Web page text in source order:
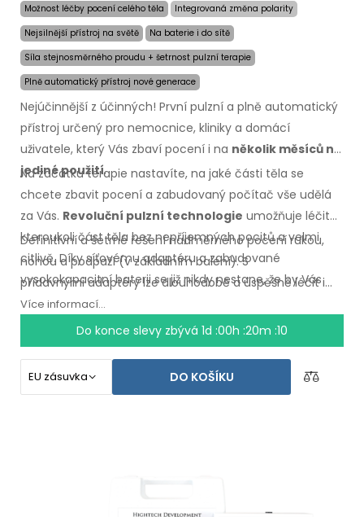
Možnost léčby pocení celého těla
Integrovaná změna polarity
Nejsilnější přístroj na světě
Na baterie i do sítě
Síla stejnosměrného proudu + šetrnost pulzní terapie
Plně automatický přístroj nové generace
Nejúčinnější z účinných! První pulzní a plně automatický
přístroj určený pro nemocnice, kliniky a domácí
uživatele, který Vás zbaví pocení i na několik měsíců na
jediné použití.
Na začátku terapie nastavíte, na jaké části těla se
chcete zbavit pocení a zabudovaný počítač vše udělá
za Vás. Revoluční pulzní technologie umožňuje léčit
kteroukoli část těla bez nepříjemných pocitů a velmi
citlivě. Díky síťovému adaptéru a zabudované
vysokokapacitní baterii se již nikdy nestane, že by Vás
zaskočili vybité baterie.
Definitivní a šetrné řešení nadměrného pocení rukou,
nohou a podpaží(v základnímbalení).S
přídavnýmiadaptéry lze dlouhodobě a úspěšně léčit i
nadměrné pocení hlavy, čela, břicha, zad, hýždí,
a dalších částí těla. Záruka vrácení peněz
případěnespokojenostia expresnídopravapo
Více informací...
Do konce slevy zbývá 1d :00h :20m :10
DO KOŠÍKU